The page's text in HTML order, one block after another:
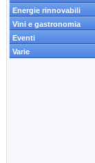
Energie rinnovabili
Vini e gastronomia
Eventi
Varie